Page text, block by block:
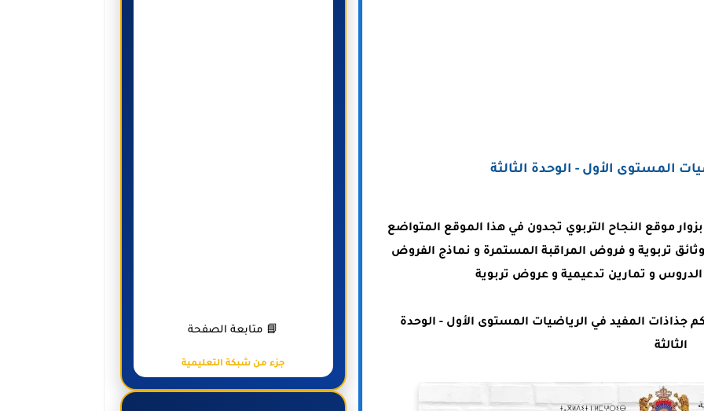
المستوى الأول - الوحدة الثالثة
بزوار موقع النجاح التربوي تجدون في هذا الموقع المتواضع
تربوية و فروض المراقبة المستمرة و نماذج الفروض
و تمارين تدعيمية و عروض تربوية
جذاذات المفيد في الرياضيات المستوى الأول - الوحدة
الثالثة
📘 متابعة الصفحة
جزء من شبكة التعليمية